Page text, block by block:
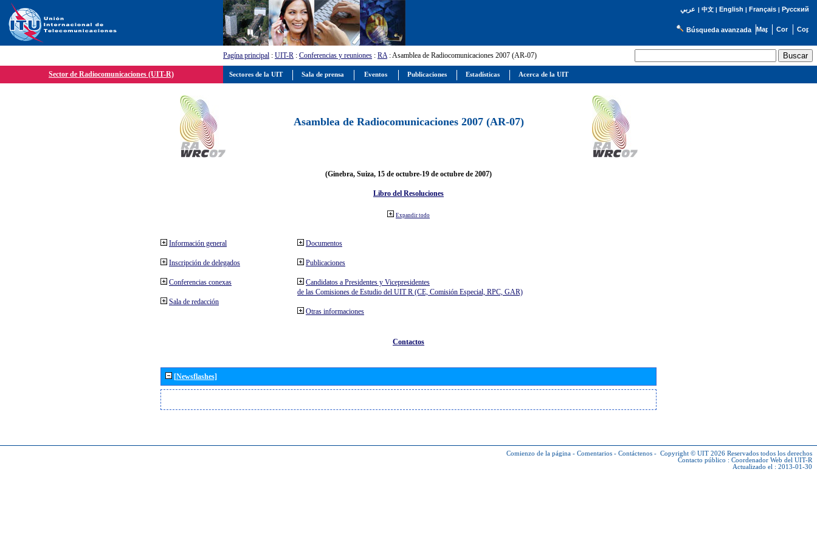
عربي | 中文| English | Français| Русский
Búsqueda avanzada
Pagína principal : UIT-R : Conferencias y reuniones : RA: Asamblea de Radiocomunicaciones 2007 (AR-07)
Sector de Radiocomunicaciones (UIT-R)
Asamblea de Radiocomunicaciones 2007 (AR-07)
(Ginebra, Suiza, 15 de octubre-19 de octubre de 2007)
Libro del Resoluciones
Expandir todo
Información general
Inscripción de delegados
Conferencias conexas
Sala de redacción
Documentos
Publicaciones
Candidatos a Presidentes y Vicepresidentes
de las Comisiones de Estudio del UIT R (CE, Comisión Especial, RPC, GAR)
Otras informaciones
Contactos
[Newsflashes]
Comienzo de la página - Comentarios - Contáctenos - Copyright © UIT 2026 Reservados todos los derechos
Contacto público : Coordenador Web del UIT-R
Actualizado el : 2013-01-30
Sectores de la UIT Sala de prensa Eventos Publicaciones Estadísticas Acerca de la UIT